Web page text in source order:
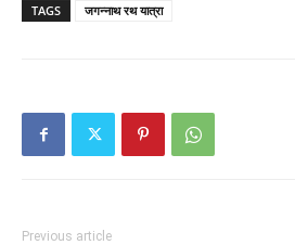
TAGS जगन्नाथ रथ यात्रा
Previous article